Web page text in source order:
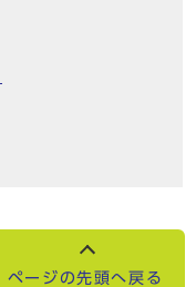
ページの先頭へ戻る